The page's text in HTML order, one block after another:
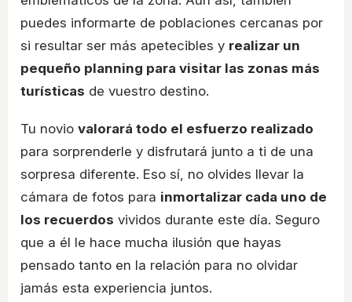
puedes informarte de poblaciones cercanas por
si resultar ser más apetecibles y realizar un
pequeño planning para visitar las zonas más
turísticas de vuestro destino.
Tu novio valorará todo el esfuerzo realizado
para sorprenderle y disfrutará junto a ti de una
sorpresa diferente. Eso sí, no olvides llevar la
cámara de fotos para inmortalizar cada uno de
los recuerdos vividos durante este día. Seguro
que a él le hace mucha ilusión que hayas
pensado tanto en la relación para no olvidar
jamás esta experiencia juntos.